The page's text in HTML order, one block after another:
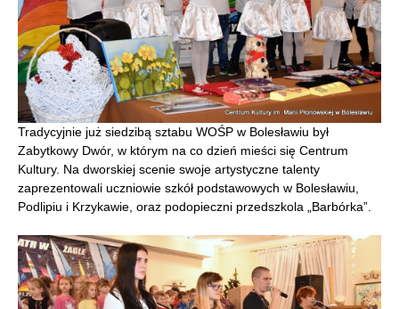
Tradycyjnie już siedzibą sztabu WOŚP w Bolesławiu był
Zabytkowy Dwór, w którym na co dzień mieści się Centrum
Kultury. Na dworskiej scenie swoje artystyczne talenty
zaprezentowali uczniowie szkół podstawowych w Bolesławiu,
Podlipiu i Krzykawie, oraz podopieczni przedszkola „Barbórka”.